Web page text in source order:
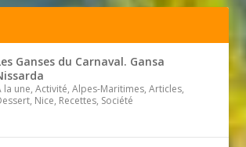
Ganses du Carnaval. Gansa
la une, Activité, Alpes-Maritimes, Articles,
Nice, Recettes, Société